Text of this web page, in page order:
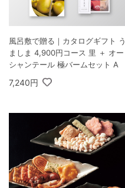
風呂敷で贈る｜カタログギフト う
ましま 4,900円コース 里 ＋ オー
シャンテール 極バームセット A
7,240円